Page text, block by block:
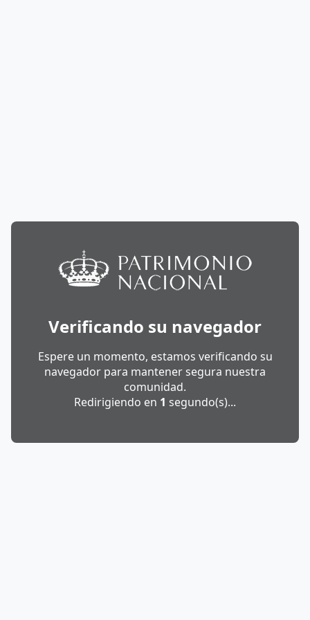
Verificando su navegador
Espere un momento, estamos verificando su
navegador para mantener segura nuestra
comunidad.
Redirigiendo en 1 segundo(s)...